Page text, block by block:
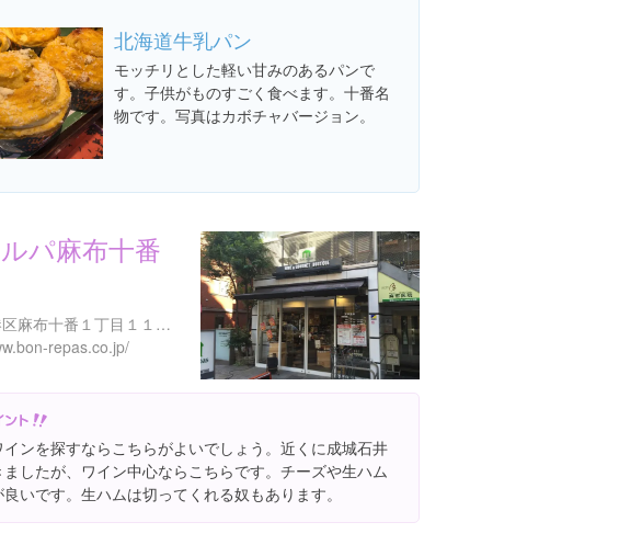
北海道牛乳パン
モッチリとした軽い甘みのあるパンで
す。子供がものすごく食べます。十番名
物です。写真はカボチャバージョン。
パ麻布十番
東京都港区麻布十番１丁目１１-１
repas.co.jp/
インを探すならこちらがよいでしょう。近くに成城石井
したが、ワイン中心ならこちらです。チーズや生ハム
いです。生ハムは切ってくれる奴もあります。